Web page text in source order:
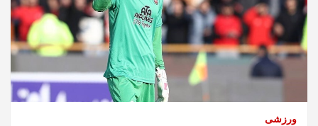
ورزشی